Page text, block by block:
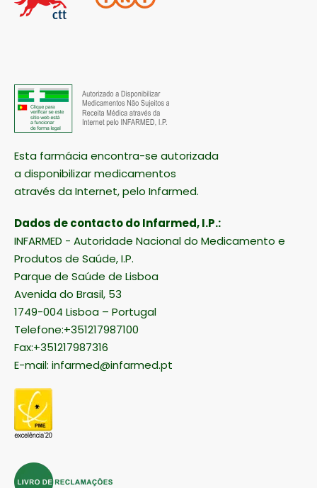
Esta farmácia encontra-se autorizada
a disponibilizar medicamentos
através da Internet, pelo Infarmed.
Dados de contacto do Infarmed, I.P.:
INFARMED - Autoridade Nacional do Medicamento e
Produtos de Saúde, I.P.
Parque de Saúde de Lisboa
Avenida do Brasil, 53
1749-004 Lisboa – Portugal
Telefone:+351217987100
Fax:+351217987316
E-mail: infarmed@infarmed.pt